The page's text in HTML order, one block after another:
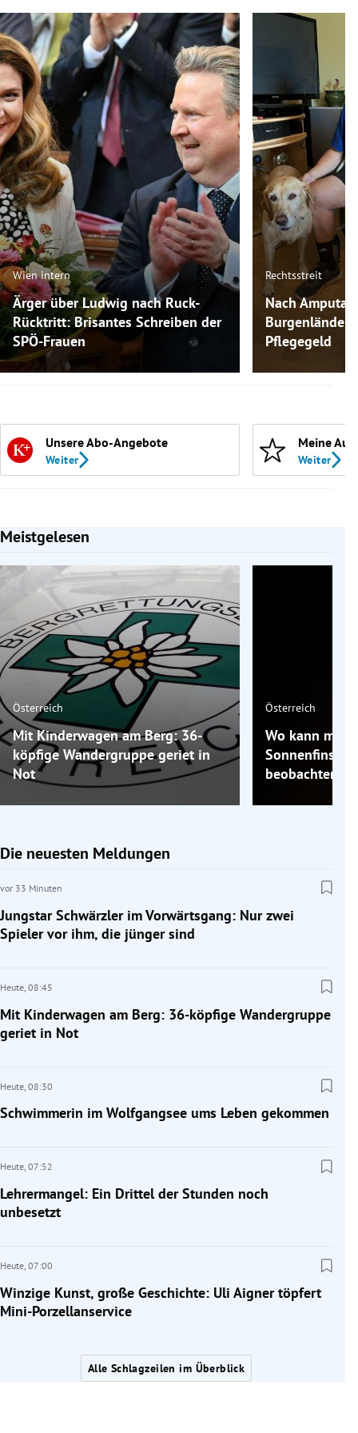
Wien intern
Ärger über Ludwig nach Ruck-
Rücktritt: Brisantes Schreiben der
SPÖ-Frauen
Rechtsstreit
Nach
Burgenländer
Pflegegeld
Unsere Abo-Angebote
Weiter
Meine
Weiter
Meistgelesen
Slide 1 von 7
Österreich
Mit Kinderwagen am Berg: 36-
köpfige Wandergruppe geriet in
Not
Österreich
Wo kann man
beobachten?
Die neuesten Meldungen
vor 33 Minuten
Jungstar Schwärzler im Vorwärtsgang: Nur zwei
Spieler vor ihm, die jünger sind
Heute, 08:45
Mit Kinderwagen am Berg: 36-köpfige Wandergruppe
geriet in Not
Heute, 08:30
Schwimmerin im Wolfgangsee ums Leben gekommen
Heute, 07:52
Lehrermangel: Ein Drittel der Stunden noch
unbesetzt
Heute, 07:00
Winzige Kunst, große Geschichte: Uli Aigner töpfert
Mini-Porzellanservice
Alle Schlagzeilen im Überblick